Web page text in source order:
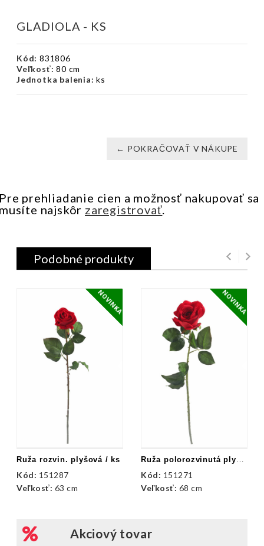
GLADIOLA - KS
Kód: 831806
Veľkosť:80 cm
Jednotka balenia:ks
← POKRAČOVAŤ V NÁKUPE
prehliadanie cien a možnosť nakupovať sa
najskôr zaregistrovať.
Podobné produkty
NOVINKA
Ruža rozvin. plyšová / ks
Kód: 151287
Veľkosť: 63 cm
NOVINKA
Ruža polorozvinutá plyšová / ks
Kód: 151271
Veľkosť: 68 cm
Akciový tovar